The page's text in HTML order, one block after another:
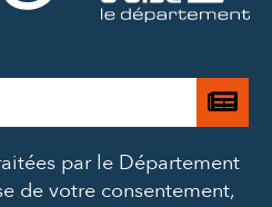
Je
à
par le Département
de votre consentement,